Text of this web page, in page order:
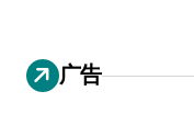
广告